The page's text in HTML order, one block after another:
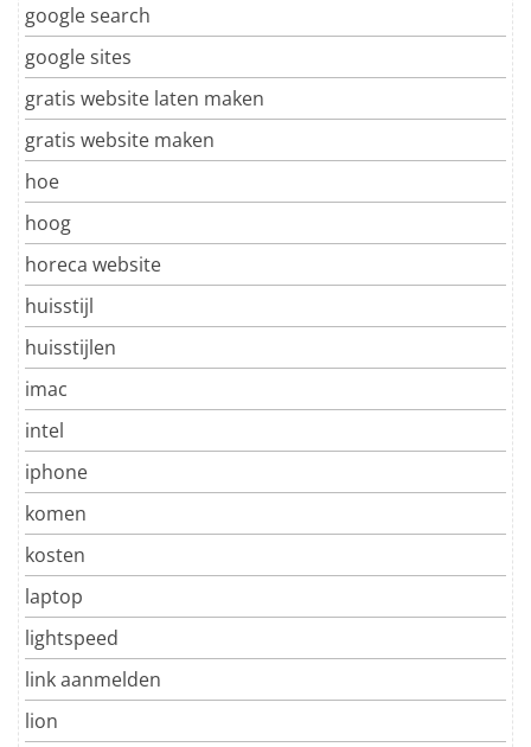
google search
google sites
gratis website laten maken
gratis website maken
hoe
hoog
horeca website
huisstijl
huisstijlen
imac
intel
iphone
komen
kosten
laptop
lightspeed
link aanmelden
lion